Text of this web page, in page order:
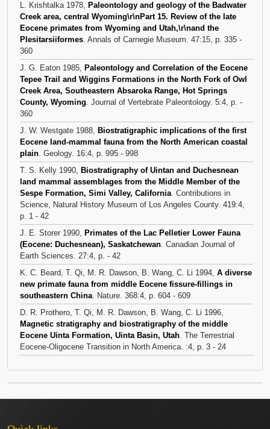
L. Krishtalka 1978, Paleontology and geology of the Badwater
Creek area, central Wyoming\r\nPart 15. Review of the late
Eocene primates from Wyoming and Utah,\r\nand the
Plesitarsiiformes. Annals of Carnegie Museum. 47:15, p. 335 -
360
J. G. Eaton 1985, Paleontology and Correlation of the Eocene
Tepee Trail and Wiggins Formations in the North Fork of Owl
Creek Area, Southeastern Absaroka Range, Hot Springs
County, Wyoming. Journal of Vertebrate Paleontology. 5:4, p. -
360
J. W. Westgate 1988, Biostratigraphic implications of the first
Eocene land-mammal fauna from the North American coastal
plain. Geology. 16:4, p. 995 - 998
T. S. Kelly 1990, Biostratigraphy of Uintan and Duchesnean
land mammal assemblages from the Middle Member of the
Sespe Formation, Simi Valley, California. Contributions in
Science, Natural History Museum of Los Angeles County. 419:4,
p. 1 - 42
J. E. Storer 1990, Primates of the Lac Pelletier Lower Fauna
(Eocene: Duchesnean), Saskatchewan. Canadian Journal of
Earth Sciences. 27:4, p. - 42
K. C. Beard, T. Qi, M. R. Dawson, B. Wang, C. Li 1994, A diverse
new primate fauna from middle Eocene fissure-fillings in
southeastern China. Nature. 368:4, p. 604 - 609
D. R. Prothero, T. Qi, M. R. Dawson, B. Wang, C. Li 1996,
Magnetic stratigraphy and biostratigraphy of the middle
Eocene Uinta Formation, Uinta Basin, Utah. The Terrestrial
Eocene-Oligocene Transition in North America. :4, p. 3 - 24